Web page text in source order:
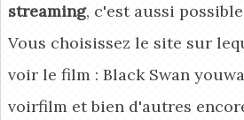
streaming, c'est aussi
Vous choisissez le site sur
voir le film : Black Swan
voirfilm et bien d'autres